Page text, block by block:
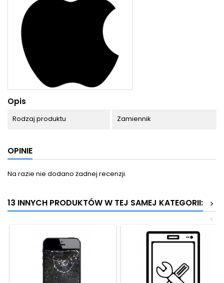
Opis
Rodzaj produktu Zamiennik
OPINIE
Na razie nie dodano żadnej recenzji.
13 INNYCH PRODUKTÓW W TEJ SAMEJ KATEGORII:
>
<